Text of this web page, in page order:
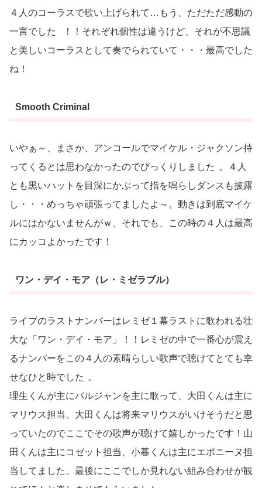
４人のコーラスで歌い上げられて…もう、ただただ感動の
一言でした
！！それぞれ個性は違うけど、それが不思議
と美しいコーラスとして奏でられていて・・・最高でした
ね！
Smooth Criminal
いやぁ～、まさか、アンコールでマイケル・ジャクソン持
ってくるとは思わなかったのでびっくりしました 。４人
とも黒いハットを目深にかぶって指を鳴らしダンスも披露
し・・・めっちゃ頑張ってましたよ～。動きは到底マイケ
ルにはかないませんがｗ、それでも、この時の４人は最高
にカッコよかったです！
ワン・デイ・モア（レ・ミゼラブル）
ライブのラストナンバーはレミゼ１幕ラストに歌われる壮
大な「ワン・デイ・モア」！！レミゼの中で一番心が震え
るナンバーをこの４人の素晴らしい歌声で聴けてとても幸
せなひと時でした 。
理生くんが主にバルジャンを主に歌って、大田くんは主に
マリウス担当。大田くんは将来マリウスがいけそうだと思
っていたのでここでその歌声が聴けて嬉しかったです！山
田くんは主にコゼット担当、小暮くんは主にエポニーヌ担
当してました。最後にここでしか見れない組み合わせが観